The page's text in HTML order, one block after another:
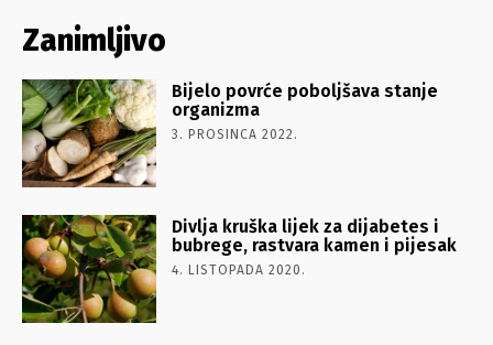
Zanimljivo
Bijelo povrće poboljšava stanje
organizma
3. PROSINCA 2022.
Divlja kruška lijek za dijabetes i
bubrege, rastvara kamen i pijesak
4. LISTOPADA 2020.